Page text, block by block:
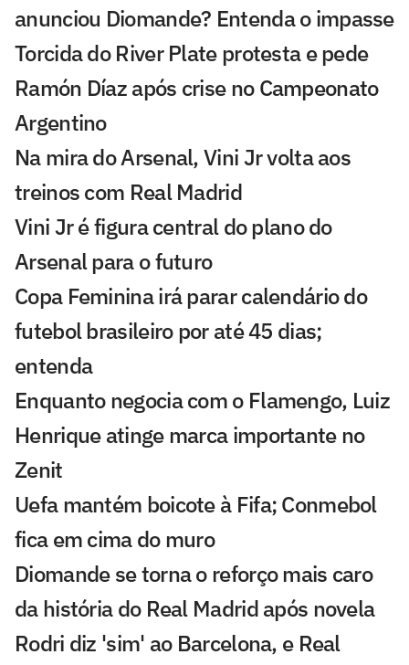
anunciou Diomande? Entenda o impasse
Torcida do River Plate protesta e pede
Ramón Díaz após crise no Campeonato
Argentino
Na mira do Arsenal, Vini Jr volta aos
treinos com Real Madrid
Vini Jr é figura central do plano do
Arsenal para o futuro
Copa Feminina irá parar calendário do
futebol brasileiro por até 45 dias;
entenda
Enquanto negocia com o Flamengo, Luiz
Henrique atinge marca importante no
Zenit
Uefa mantém boicote à Fifa; Conmebol
fica em cima do muro
Diomande se torna o reforço mais caro
da história do Real Madrid após novela
Rodri diz 'sim' ao Barcelona, e Real